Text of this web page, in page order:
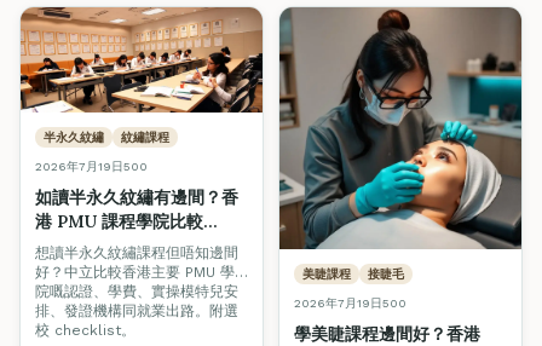
半永久紋繡 紋繡課程
2026年7月19日500
如讀半永久紋繡有邊間？香
港 PMU 課程學院比較
2026
想讀半永久紋繡課程但唔知邊間
好？中立比較香港主要 PMU 學
院嘅認證、學費、實操模特兒安
排、發證機構同就業出路。附選
校 checklist。
美睫課程 接睫毛
2026年7月19日500
學美睫課程邊間好？香港